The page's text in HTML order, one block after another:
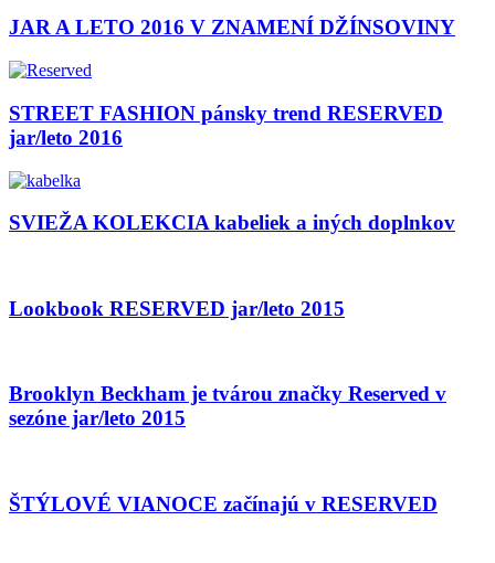
JAR A LETO 2016 V ZNAMENÍ DŽÍNSOVINY
STREET FASHION pánsky trend RESERVED
jar/leto 2016
SVIEŽA KOLEKCIA kabeliek a iných doplnkov
Lookbook RESERVED jar/leto 2015
Brooklyn Beckham je tvárou značky Reserved v
sezóne jar/leto 2015
ŠTÝLOVÉ VIANOCE začínajú v RESERVED